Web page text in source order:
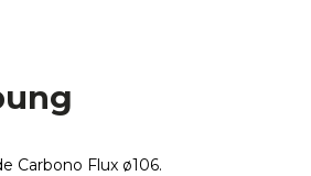
Carbono Flux ø106.